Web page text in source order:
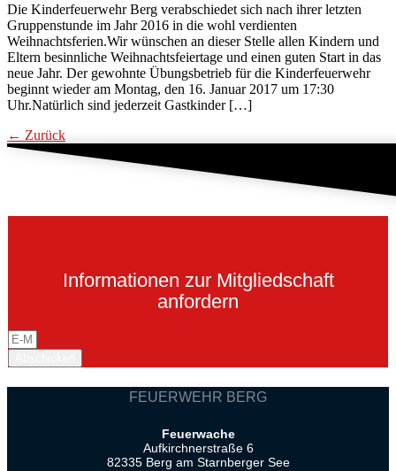
Die Kinderfeuerwehr Berg verabschiedet sich nach ihrer letzten
Gruppenstunde im Jahr 2016 in die wohl verdienten
Weihnachtsferien.Wir wünschen an dieser Stelle allen Kindern und
Eltern besinnliche Weihnachtsfeiertage und einen guten Start in das
neue Jahr. Der gewohnte Übungsbetrieb für die Kinderfeuerwehr
beginnt wieder am Montag, den 16. Januar 2017 um 17:30
Uhr.Natürlich sind jederzeit Gastkinder […]
← Zurück
Informationen zur Mitgliedschaft
anfordern
FEUERWEHR BERG
Feuerwache
Aufkirchnerstraße 6
82335 Berg am Starnberger See